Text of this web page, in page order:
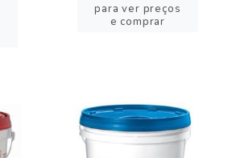
para ver preços
e comprar